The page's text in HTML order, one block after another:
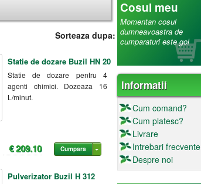
Sorteaza dupa:
Statie de dozare Buzil HN 20
Statie de dozare pentru 4
agenti chimici. Dozeaza 16
L/minut.
€ 209.10 Cumpara
Pulverizator Buzil H 312
Cosul meu
Momentan cosul
dumneavoastra de
cumparaturi este gol
Informatii
Cum comand?
Cum platesc?
Livrare
Intrebari frecvente
Despre noi